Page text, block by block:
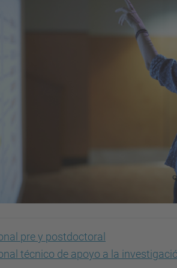
pre y postdoctoral
técnico de apoyo a la